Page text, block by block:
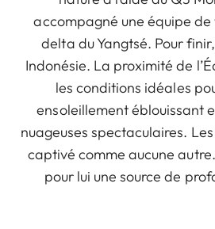
accompagné une équipe
delta du Yangtsé. Pour
Indonésie. La proximité de
les conditions idéales
ensoleillement éblouissant
nuageuses spectaculaires.
captivé comme aucune
pour lui une source de